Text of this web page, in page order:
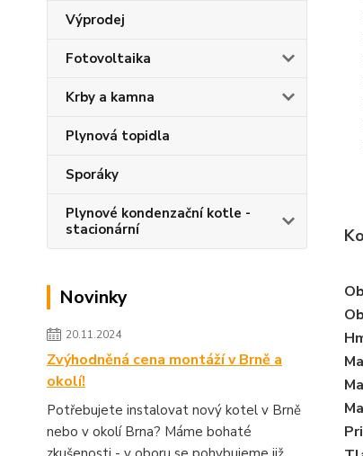
Výprodej
Fotovoltaika
Krby a kamna
Plynová topidla
Sporáky
Plynové kondenzační kotle -
stacionární
Novinky
20.11.2024
Zvýhodněná cena montáží v Brně a
okolí!
Potřebujete instalovat nový kotel v Brně
nebo v okolí Brna? Máme bohaté